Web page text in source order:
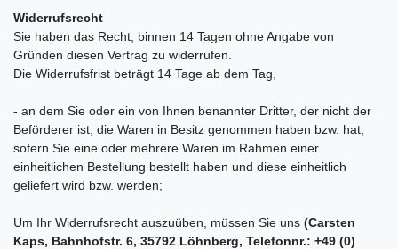
Widerrufsrecht
Sie haben das Recht, binnen 14 Tagen ohne Angabe von
Gründen diesen Vertrag zu widerrufen.
Die Widerrufsfrist beträgt 14 Tage ab dem Tag,
- an dem Sie oder ein von Ihnen benannter Dritter, der nicht der
Beförderer ist, die Waren in Besitz genommen haben bzw. hat,
sofern Sie eine oder mehrere Waren im Rahmen einer
einheitlichen Bestellung bestellt haben und diese einheitlich
geliefert wird bzw. werden;
Um Ihr Widerrufsrecht auszuüben, müssen Sie uns (Carsten
Kaps, Bahnhofstr. 6, 35792 Löhnberg, Telefonnr.: +49 (0)